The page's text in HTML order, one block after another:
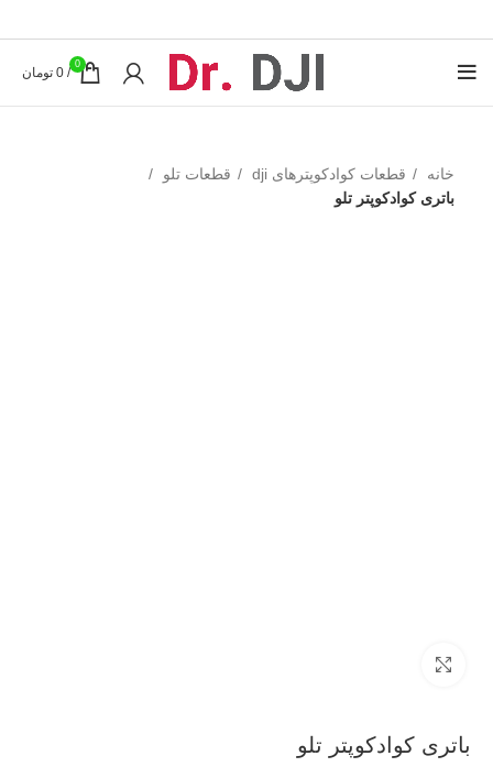
0
/
0 تومان
خانه قطعات کوادکوپترهای dji
قطعات تلو
باتری کوادکوپتر تلو
باتری کوادکوپتر تلو